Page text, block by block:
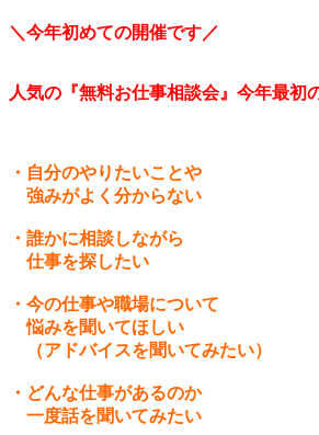
＼今年初めての開催です／
人気の『無料お仕事相談会』今年最初
・自分のやりたいことや
強みがよく分からない
・誰かに相談しながら
仕事を探したい
・今の仕事や職場について
悩みを聞いてほしい
（アドバイスを聞いてみたい）
・どんな仕事があるのか
一度話を聞いてみたい